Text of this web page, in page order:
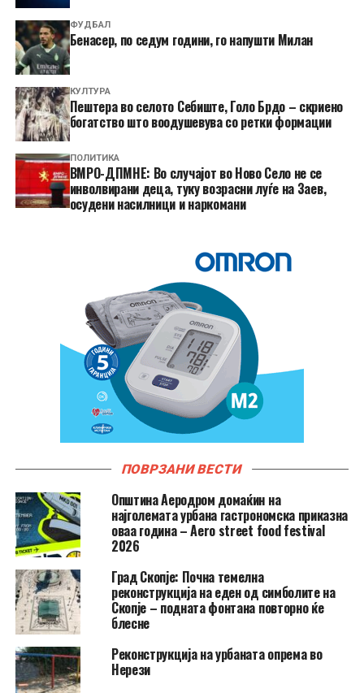
ФУДБАЛ
Бенасер, по седум години, го напушти Милан
КУЛТУРА
Пештера во селото Себиште, Голо Брдо – скриено
богатство што воодушевува со ретки формации
ПОЛИТИКА
ВМРО-ДПМНЕ: Во случајот во Ново Село не се
инволвирани деца, туку возрасни луѓе на Заев,
осудени насилници и наркомани
ПОВРЗАНИ ВЕСТИ
Општина Аеродром домаќин на
најголемата урбана гастрономска приказна
оваа година – Aero street food festival
2026
Град Скопје: Почна темелна
реконструкција на еден од симболите на
Скопје – подната фонтана повторно ќе
блесне
Реконструкција на урбаната опрема во
Нерези